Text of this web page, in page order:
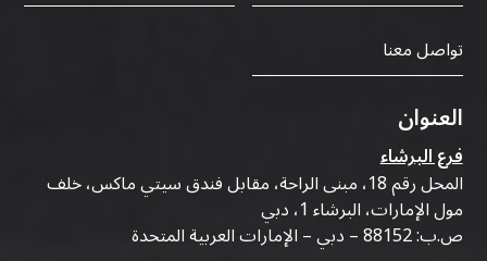
تواصل معنا
العنوان
فرع البرشاء
المحل رقم 18، مبنى الراحة، مقابل فندق سيتي ماكس، خلف
مول الإمارات، البرشاء 1، دبي
ص.ب: 88152 – دبي – الإمارات العربية المتحدة